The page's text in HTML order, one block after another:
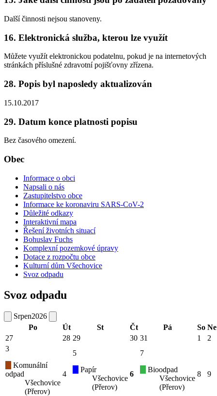
Další činnosti nejsou stanoveny.
16. Elektronická služba, kterou lze využít
Můžete využít elektronickou podatelnu, pokud je na internetových
stránkách příslušné zdravotní pojišťovny zřízena.
28. Popis byl naposledy aktualizován
15.10.2017
29. Datum konce platnosti popisu
Bez časového omezení.
Obec
Informace o obci
Napsali o nás
Zastupitelstvo obce
Informace ke koronaviru SARS-CoV-2
Důležité odkazy
Interaktivní mapa
Řešení životních situací
Bohuslav Fuchs
Komplexní pozemkové úpravy
Dotace z rozpočtu obce
Kulturní dům Všechovice
Svoz odpadu
Svoz odpadu
Srpen2026
Po
Út St Čt Pá So Ne
27
28 29 30 31 1
2
3
Komunální
odpad
Všechovice
(Přerov)
4
5
Papír
Všechovice
(Přerov)
6
7
Bioodpad
Všechovice
(Přerov)
8 9